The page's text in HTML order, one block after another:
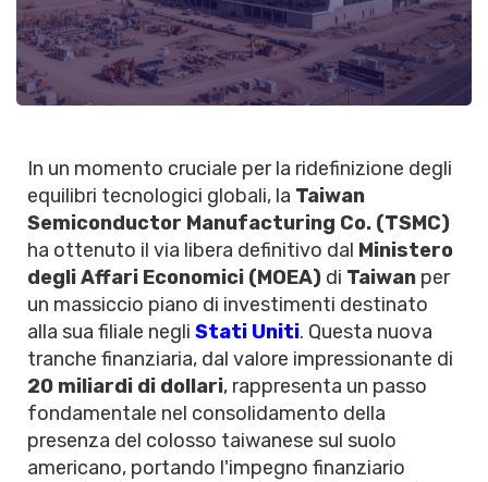
In un momento cruciale per la ridefinizione degli
equilibri tecnologici globali, la Taiwan
Semiconductor Manufacturing Co. (TSMC)
ha ottenuto il via libera definitivo dal Ministero
degli Affari Economici (MOEA) di Taiwan per
un massiccio piano di investimenti destinato
alla sua filiale negli Stati Uniti. Questa nuova
tranche finanziaria, dal valore impressionante di
20 miliardi di dollari, rappresenta un passo
fondamentale nel consolidamento della
presenza del colosso taiwanese sul suolo
americano, portando l'impegno finanziario